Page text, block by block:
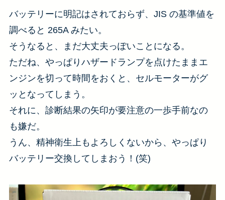
バッテリーに明記はされておらず、JIS の基準値を
調べると 265A みたい。
そうなると、まだ大丈夫っぽいことになる。
ただね、やっぱりハザードランプを点けたままエ
ンジンを切って時間をおくと、セルモーターがグ
ッとなってしまう。
それに、診断結果の矢印が要注意の一歩手前なの
も嫌だ。
うん、精神衛生上もよろしくないから、やっぱり
バッテリー交換してしまおう！(笑)